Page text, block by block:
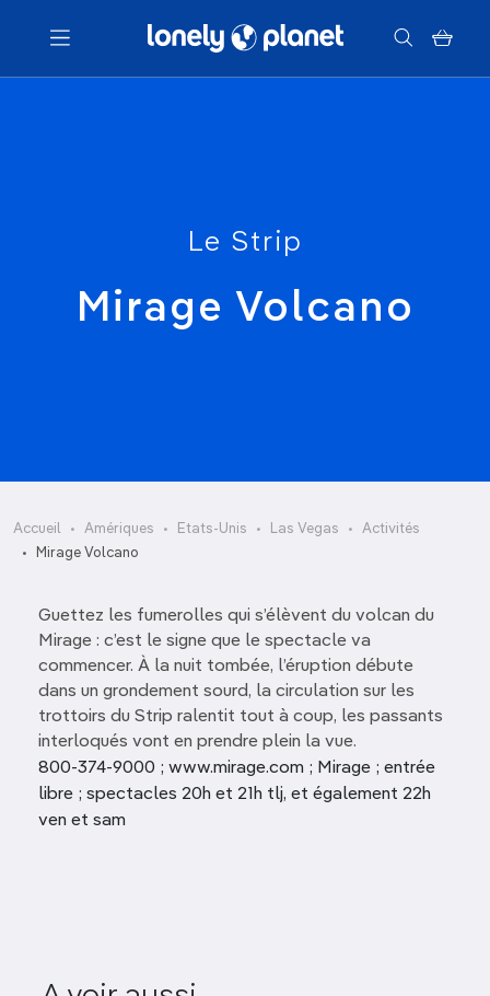
Menu
Le Strip
Mirage Volcano
Accueil Amériques Etats-Unis Las Vegas
Activités
Mirage Volcano
Guettez les fumerolles qui s’élèvent du volcan du
Mirage : c’est le signe que le spectacle va
commencer. À la nuit tombée, l’éruption débute
dans un grondement sourd, la circulation sur les
trottoirs du Strip ralentit tout à coup, les passants
interloqués vont en prendre plein la vue.
800-374-9000 ; www.mirage.com ; Mirage ; entrée
libre ; spectacles 20h et 21h tlj, et également 22h
ven et sam